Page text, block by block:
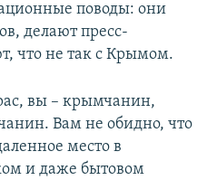
поводы: они
делают пресс-
что не так с Крымом.
вы – крымчанин,
Вам не обидно, что
место в
и даже бытовом